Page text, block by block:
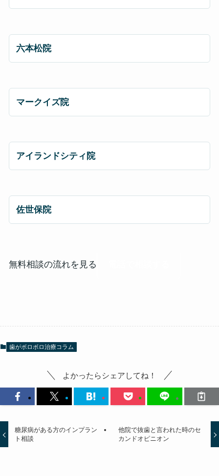
六本松院
マークイズ院
アイランドシティ院
佐世保院
無料相談の流れを見る
歯がボロボロ治療コラム
よかったらシェアしてね！
糖尿病がある方のインプラン
ト相談
他院で抜歯と言われた時のセ
カンドオピニオン